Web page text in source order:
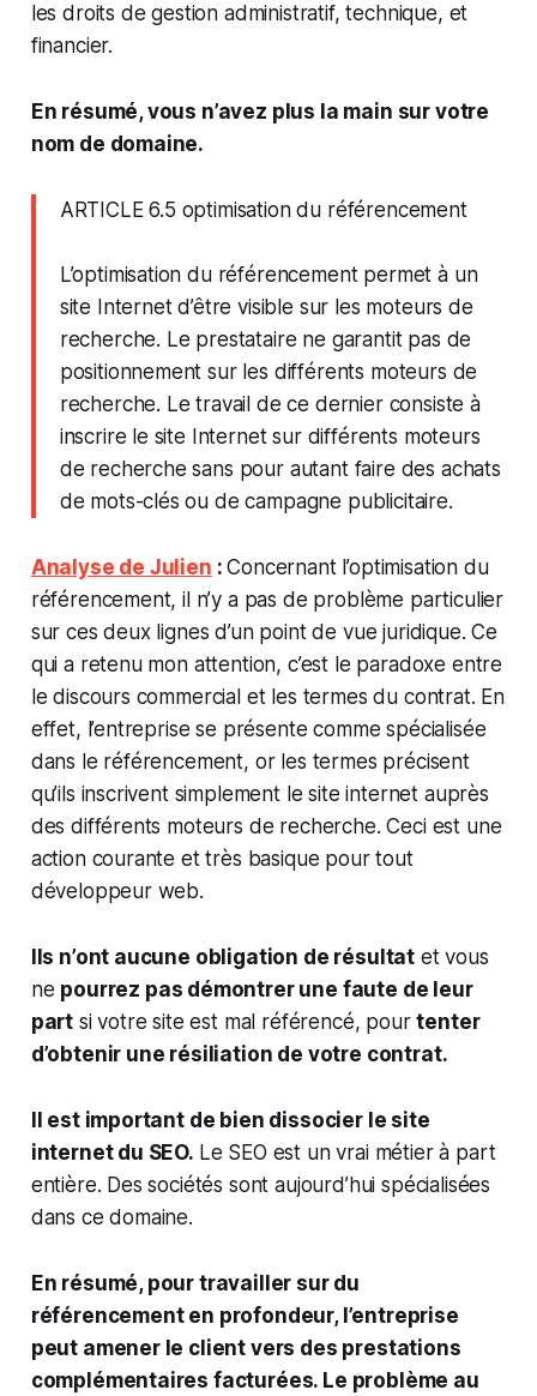
les droits de gestion administratif, technique, et
financier.
En résumé, vous n’avez plus la main sur votre
nom de domaine.
ARTICLE 6.5 optimisation du référencement
L’optimisation du référencement permet à un
site Internet d’être visible sur les moteurs de
recherche. Le prestataire ne garantit pas de
positionnement sur les différents moteurs de
recherche. Le travail de ce dernier consiste à
inscrire le site Internet sur différents moteurs
de recherche sans pour autant faire des achats
de mots-clés ou de campagne publicitaire.
Analyse de Julien :Concernant l’optimisation du
référencement, il n’y a pas de problème particulier
sur ces deux lignes d’un point de vue juridique. Ce
qui a retenu mon attention, c’est le paradoxe entre
le discours commercial et les termes du contrat. En
effet, l’entreprise se présente comme spécialisée
dans le référencement, or les termes précisent
qu’ils inscrivent simplement le site internet auprès
des différents moteurs de recherche. Ceci est une
action courante et très basique pour tout
développeur web.
Ils n’ont aucune obligation de résultat et vous
ne pourrez pas démontrer une faute de leur
part si votre site est mal référencé, pourtenter
d’obtenir une résiliation de votre contrat.
Il est important de bien dissocier le site
internet du SEO. Le SEO est un vrai métier à part
entière. Des sociétés sont aujourd’hui spécialisées
dans ce domaine.
En résumé, pour travailler sur du
référencement en profondeur, l’entreprise
peut amener le client vers des prestations
complémentaires facturées. Le problème au